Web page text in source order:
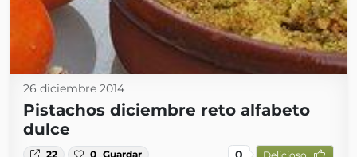
26 diciembre 2014
Pistachos diciembre reto alfabeto
dulce
22 0 Guardar Delicioso